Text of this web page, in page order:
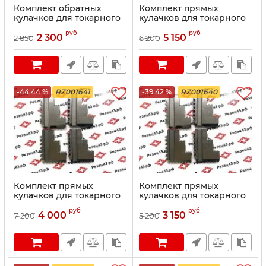
Комплект обратных
кулачков для токарного
патрона K12 диаметром
80 мм
2 850 2 300 руб
Комплект прямых
кулачков для токарного
патрона K12 диаметром
250 мм
6 200 5 150 руб
-44.44 % RZ001641
Комплект прямых
кулачков для токарного
патрона K12 диаметром
200 мм
7 200 4 000 руб
-39.42 % RZ001640
Комплект прямых
кулачков для токарного
патрона K12 диаметром
160 мм
5 200 3 150 руб